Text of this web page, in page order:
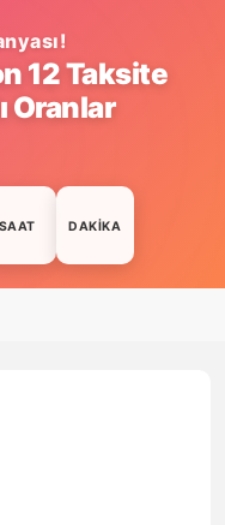
12 Taksite
Oranlar
SAAT DAKIKA